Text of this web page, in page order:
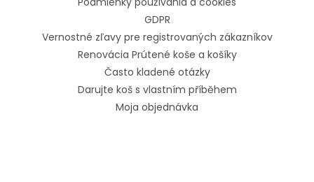
GDPR
Vernostné zľavy pre registrovaných zákazníkov
Renovácia Prútené koše a košíky
Často kladené otázky
Darujte koš s vlastním příběhem
Moja objednávka